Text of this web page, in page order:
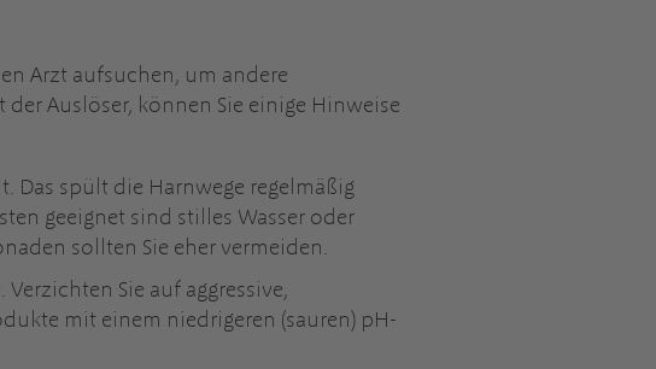
Arzt aufsuchen, um andere
Auslöser, können Sie einige Hinweise
Das spült die Harnwege regelmäßig
geeignet sind stilles Wasser oder
sollten Sie eher vermeiden.
Sie auf aggressive,
mit einem niedrigeren (sauren) pH-